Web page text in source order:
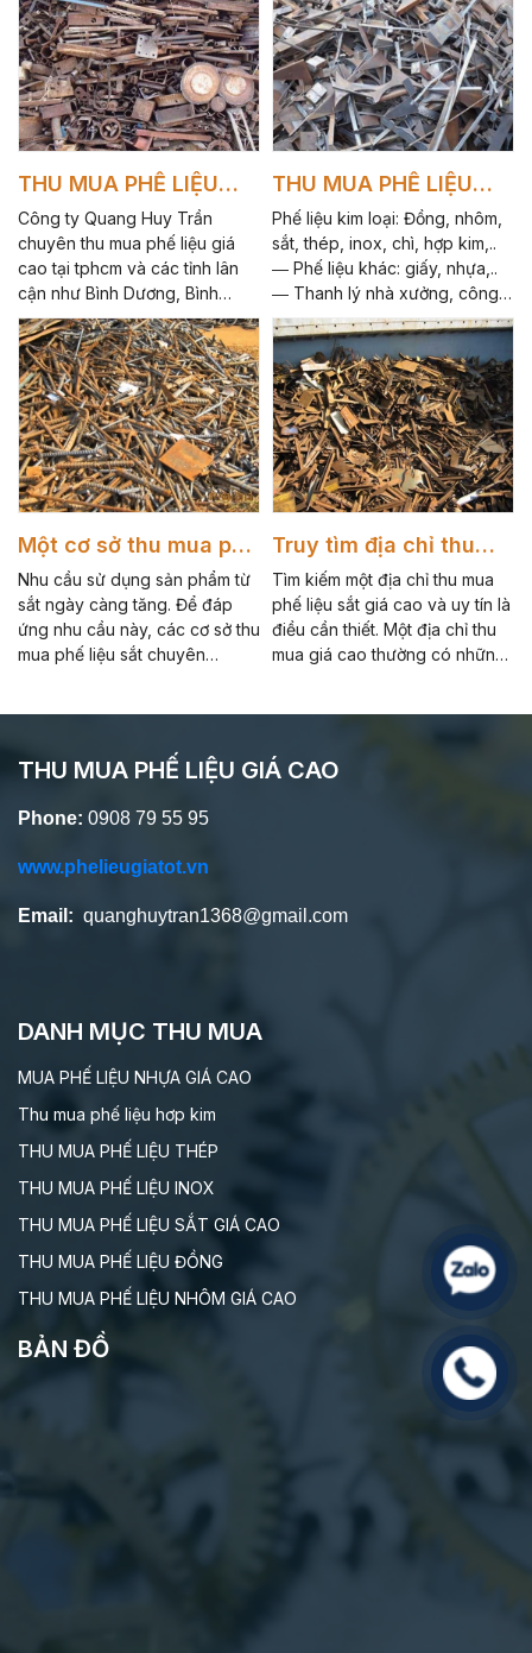
THU MUA PHẾ LIỆU
GIÁ CAO
Công ty Quang Huy Trần
chuyên thu mua phế liệu giá
cao tại tphcm và các tỉnh lân
cận như Bình Dương, Bình
Phước, Đồng Nai, Long An,
Tây Ninh, Vũng Tàu.
THU MUA PHẾ LIỆU
GIÁ CAO 1
Phế liệu kim loại: Đồng, nhôm,
sắt, thép, inox, chì, hợp kim,..
― Phế liệu khác: giấy, nhựa,..
― Thanh lý nhà xưởng, công
trình CAM KẾT: ☑ Thu mua
nhanh chóng, thanh toán tận
tay 1 lần với giá sát thị trường
nhất ☑ Thu mua không giới
hạn số lượng, loại phế liệu,
không ngại đi xa, kể cả nghỉ lễ
☑ Nhận hợp đồng Thu mua –
Bao tiêu dài hạn và định
kỳ...Hãy gọi cho chúng tôi để
được mức giá tốt nhất và hợp
lý nhất,.. Hotline : 0908795595
Một cơ sở thu mua phế
liệu sắt chuyên nghiệp
tại Thuận An
Nhu cầu sử dụng sản phẩm từ
sắt ngày càng tăng. Để đáp
ứng nhu cầu này, các cơ sở thu
mua phế liệu sắt chuyên
Truy tìm địa chỉ thu
mua phế liệu sắt giá
cao
Tìm kiếm một địa chỉ thu mua
phế liệu sắt giá cao và uy tín là
điều cần thiết. Một địa chỉ thu
mua giá cao thường có những
THU MUA PHẾ LIỆU GIÁ CAO
Phone: 0908 79 55 95
www.phelieugiatot.vn
Email: quanghuytran1368@gmail.com
DANH MỤC THU MUA
MUA PHẾ LIỆU NHỰA GIÁ CAO
Thu mua phế liệu hơp kim
THU MUA PHẾ LIỆU THÉP
THU MUA PHẾ LIỆU INOX
THU MUA PHẾ LIỆU SẮT GIÁ CAO
THU MUA PHẾ LIỆU ĐỒNG
THU MUA PHẾ LIỆU NHÔM GIÁ CAO
BẢN ĐỒ